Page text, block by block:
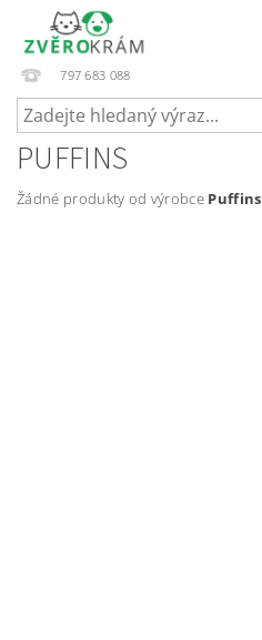
797 683 088
PUFFINS
Žádné produkty od výrobce Puffins